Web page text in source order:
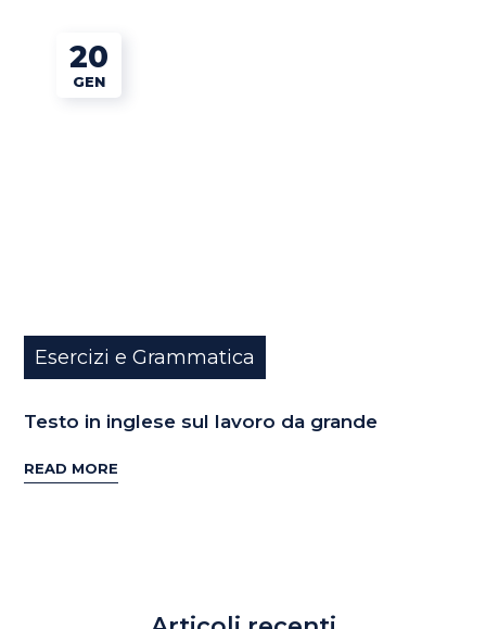
20
GEN
Esercizi e Grammatica
Testo in inglese sul lavoro da grande
READ MORE